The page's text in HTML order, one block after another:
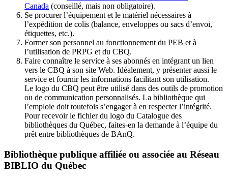
Canada (conseillé, mais non obligatoire).
Se procurer l’équipement et le matériel nécessaires à
l’expédition de colis (balance, enveloppes ou sacs d’envoi,
étiquettes, etc.).
Former son personnel au fonctionnement du PEB et à
l’utilisation de PRPG et du CBQ.
Faire connaître le service à ses abonnés en intégrant un lien
vers le CBQ à son site Web. Idéalement, y présenter aussi le
service et fournir les informations facilitant son utilisation.
Le logo du CBQ peut être utilisé dans des outils de promotion
ou de communication personnalisés. La bibliothèque qui
l’emploie doit toutefois s’engager à en respecter l’intégrité.
Pour recevoir le fichier du logo du Catalogue des
bibliothèques du Québec, faites-en la demande à l’équipe du
prêt entre bibliothèques de BAnQ.
Bibliothèque publique affiliée ou associée au Réseau
BIBLIO du Québec